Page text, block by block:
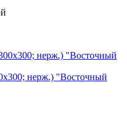
нерж.) "Восточный